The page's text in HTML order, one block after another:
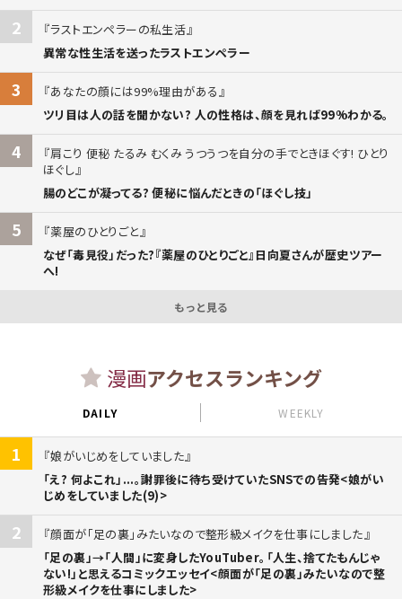
2
ラストエンペラーの私生活
異常な性生活を送ったラストエンペラー
3
あなたの顔には99%理由がある
ツリ目は人の話を聞かない? 人の性格は、顔を見れば99%わかる。
4
肩こり 便秘 たるみ むくみ うつうつを自分の手でときほぐす! ひとり
ほぐし
腸のどこが凝ってる? 便秘に悩んだときの「ほぐし技」
5
薬屋のひとりごと
なぜ「毒見役」だった?『薬屋のひとりごと』日向夏さんが歴史ツアー
へ!
もっと見る
漫画アクセスランキング
DAILY WEEKLY
1
娘がいじめをしていました
「え? 何よこれ」...。謝罪後に待ち受けていたSNSでの告発<娘がい
じめをしていました(9)>
2
顔面が「足の裏」みたいなので整形級メイクを仕事にしました
「足の裏」→「人間」に変身したYouTuber。「人生、捨てたもんじゃ
ない!」と思えるコミックエッセイ<顔面が「足の裏」みたいなので整
形級メイクを仕事にしました>